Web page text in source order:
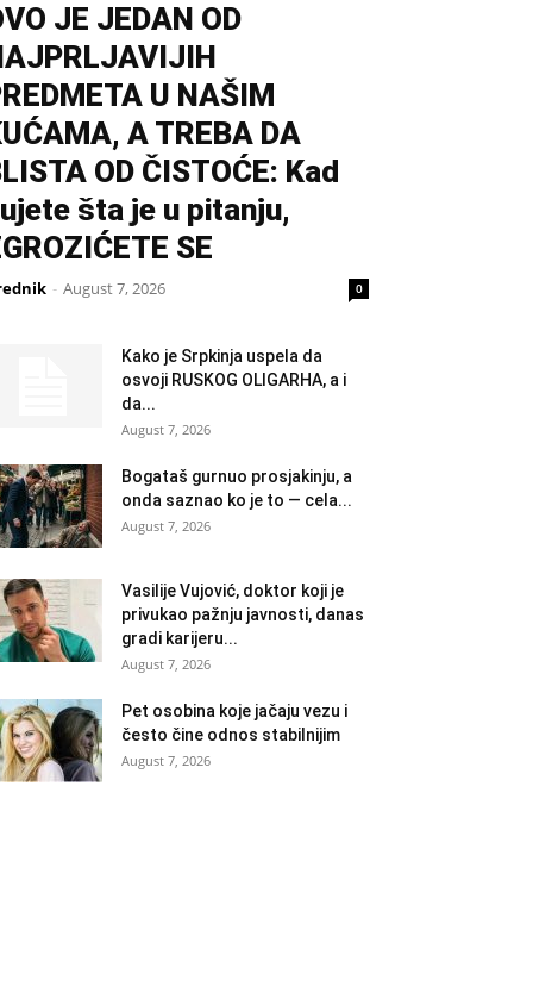
JE JEDAN OD
U NAŠIM
A TREBA DA
OD ČISTOĆE: Kad
šta je u pitanju,
SE
- August 7, 2026 0
Kako je Srpkinja uspela da
osvoji RUSKOG OLIGARHA, a i
da...
August 7, 2026
Bogataš gurnuo prosjakinju, a
onda saznao ko je to — cela...
August 7, 2026
Vasilije Vujović, doktor koji je
privukao pažnju javnosti, danas
gradi karijeru...
August 7, 2026
Pet osobina koje jačaju vezu i
često čine odnos stabilnijim
August 7, 2026